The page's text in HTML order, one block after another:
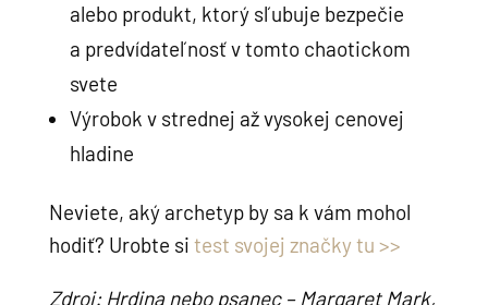
alebo produkt, ktorý sľubuje bezpečie
a predvídateľnosť v tomto chaotickom
svete
Výrobok v strednej až vysokej cenovej
hladine
Neviete, aký archetyp by sa k vám mohol
hodiť? Urobte si test svojej značky tu >>
Zdroj: Hrdina nebo psanec – Margaret Mark,